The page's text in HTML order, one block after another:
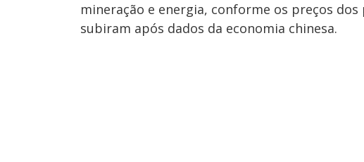
mineração e energia, conforme os preços
subiram após dados da economia chinesa.